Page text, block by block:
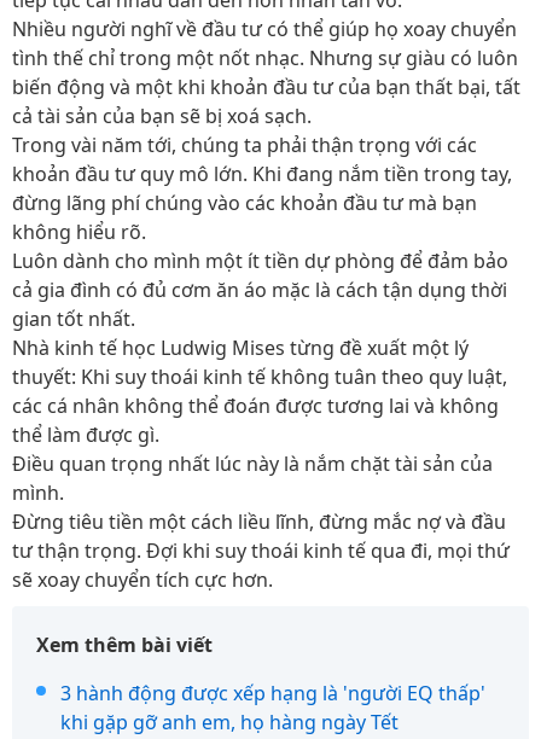
Nhiều người nghĩ về đầu tư có thể giúp họ xoay chuyển
tình thế chỉ trong một nốt nhạc. Nhưng sự giàu có luôn
biến động và một khi khoản đầu tư của bạn thất bại, tất
cả tài sản của bạn sẽ bị xoá sạch.
Trong vài năm tới, chúng ta phải thận trọng với các
khoản đầu tư quy mô lớn. Khi đang nắm tiền trong tay,
đừng lãng phí chúng vào các khoản đầu tư mà bạn
không hiểu rõ.
Luôn dành cho mình một ít tiền dự phòng để đảm bảo
cả gia đình có đủ cơm ăn áo mặc là cách tận dụng thời
gian tốt nhất.
Nhà kinh tế học Ludwig Mises từng đề xuất một lý
thuyết: Khi suy thoái kinh tế không tuân theo quy luật,
các cá nhân không thể đoán được tương lai và không
thể làm được gì.
Điều quan trọng nhất lúc này là nắm chặt tài sản của
mình.
Đừng tiêu tiền một cách liều lĩnh, đừng mắc nợ và đầu
tư thận trọng. Đợi khi suy thoái kinh tế qua đi, mọi thứ
sẽ xoay chuyển tích cực hơn.
Xem thêm bài viết
3 hành động được xếp hạng là 'người EQ thấp'
khi gặp gỡ anh em, họ hàng ngày Tết